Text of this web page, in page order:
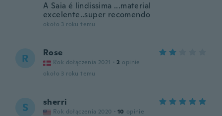
A Saia é lindissima ...material
excelente..super recomendo
około 3 roku temu
R Rose
Rok dołączenia 2021 · 2 opinie
około 3 roku temu
S sherri
Rok dołączenia 2020 · 10 opinie